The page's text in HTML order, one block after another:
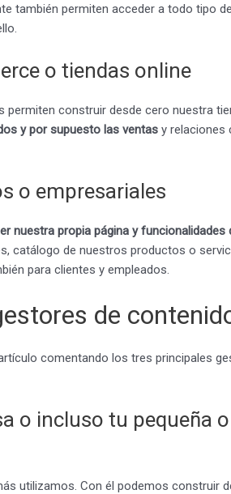
también permiten acceder a todo tipo
o tiendas online
construir desde cero nuestra
y por supuesto las ventasy relaciones
o empresariales
nuestra propia página y funcionalidades
catálogo de nuestros productos o
para clientes y empleados.
de
comentando los tres principales
o incluso tu pequeña
utilizamos. Con él podemos construir